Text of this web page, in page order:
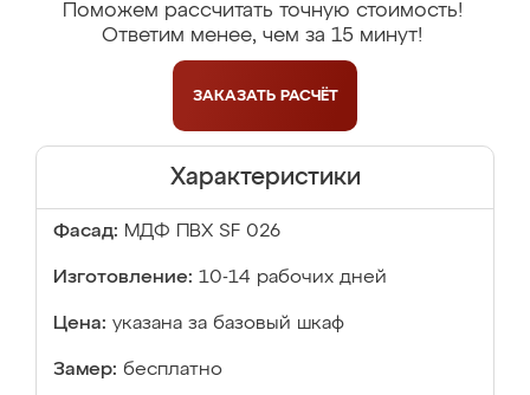
Поможем рассчитать точную стоимость!
Ответим менее, чем за 15 минут!
ЗАКАЗАТЬ РАСЧЁТ
Характеристики
Фасад: МДФ ПВХ SF 026
Изготовление: 10-14 рабочих дней
Цена: указана за базовый шкаф
Замер: бесплатно